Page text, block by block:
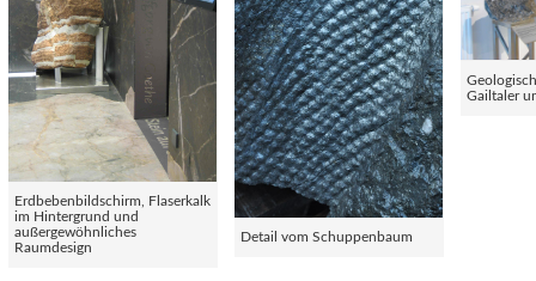
Erdbebenbildschirm, Flaserkalk
im Hintergrund und
außergewöhnliches
Raumdesign
Detail vom Schuppenbaum
Gailtaler